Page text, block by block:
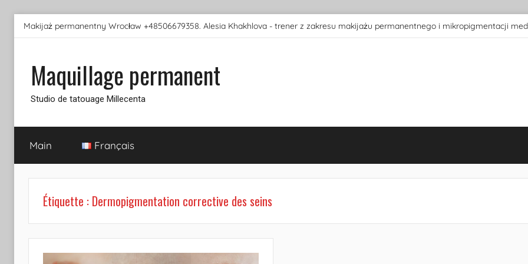
Aller
Makijaż permanentny Wrocław +48506679358. Alesia Khakhlova - trener z zakresu makijażu permanentnego i mikropigmentacji
Maquillage permanent
Studio de tatouage Millecenta
Main Français
Étiquette : Dermopigmentation corrective des seins